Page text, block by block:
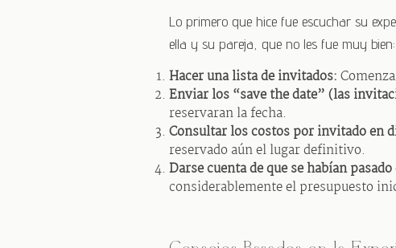
Lo primero que hice fue escuchar su
ella y su pareja, que no les fue muy bien:
Hacer una lista de invitados:
Enviar los “save the date” (las
reservaran la fecha.
Consultar los costos por invitado en
reservado aún el lugar definitivo.
Darse cuenta de que se habían
considerablemente el presupuesto